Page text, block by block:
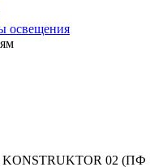
освещения